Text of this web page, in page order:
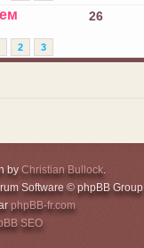
2 3
26
by Christian Bullock.
Software © phpBB Group
phpBB-fr.com